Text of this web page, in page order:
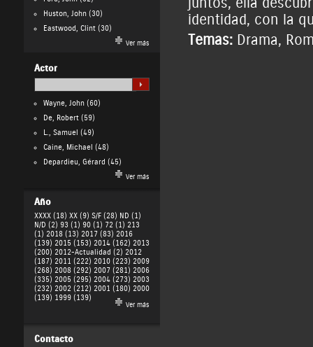
Huston, John(30)
Eastwood, Clint(30)
Ver más
Actor
Wayne, John(60)
De, Robert(59)
L., Samuel (49)
Caine, Michael (48)
Depardieu, Gérard (45)
Ver más
Año
XXXX (18) XX (9) S/F (28) ND (1)
N/D (2) 93 (1) 90 (1) 72 (1) 213
(1) 2018 (13) 2017 (83) 2016
(139) 2015 (153) 2014 (162) 2013
(200) 2012-Actualidad (2) 2012
(187) 2011 (222) 2010 (223) 2009
(268) 2008 (292) 2007 (281) 2006
(335) 2005 (295) 2004 (273) 2003
(232) 2002 (212) 2001 (180) 2000
(139) 1999 (139)
Ver más
Contacto
identidad, con la
Temas: Drama,